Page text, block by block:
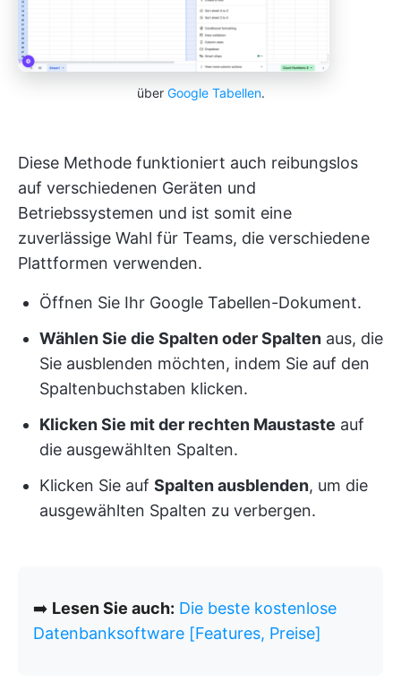
über Google Tabellen.
Diese Methode funktioniert auch reibungslos
auf verschiedenen Geräten und
Betriebssystemen und ist somit eine
zuverlässige Wahl für Teams, die verschiedene
Plattformen verwenden.
Öffnen Sie Ihr Google Tabellen-Dokument.
Wählen Sie die Spalten oder Spalten aus, die
Sie ausblenden möchten, indem Sie auf den
Spaltenbuchstaben klicken.
Klicken Sie mit der rechten Maustaste auf
die ausgewählten Spalten.
Klicken Sie auf Spalten ausblenden, um die
ausgewählten Spalten zu verbergen.
➡️ Lesen Sie auch: Die beste kostenlose
Datenbanksoftware [Features, Preise]